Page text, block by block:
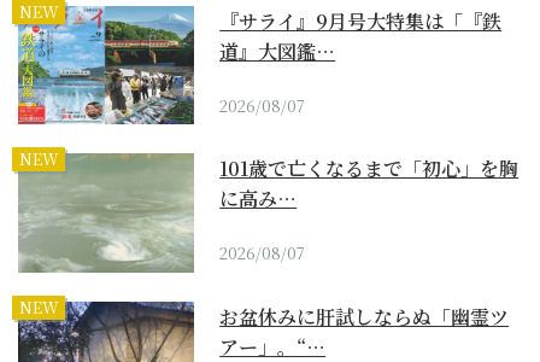
NEW
『サライ』9月号大特集は「『鉄
道』大図鑑…
2026/08/07
NEW
101歳で亡くなるまで「初心」を胸
に高み…
2026/08/07
NEW
お盆休みに肝試しならぬ「幽霊ツ
アー」。“…